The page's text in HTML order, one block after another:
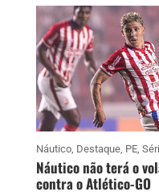
Náutico, Destaque, PE,
Náutico não terá o
contra o Atlético-GO